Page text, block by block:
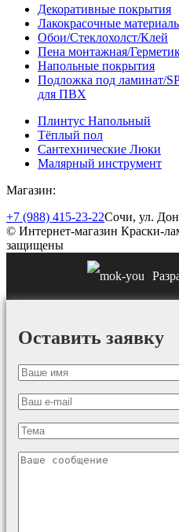
Декоративные покрытия
Лакокрасочные
Обои/Стеклохолст/Клей
Пена монтажная/
Напольные покрытия
Подложка под ламинат/
для ПВХ
Плинтус Напольный
Тёплый пол
Сантехнические Люки
Малярный инструмент
Магазин:
+7 (988) 415-23-22Сочи, ул.
© Интернет-магазин Краски-
защищены
Оставить заявку